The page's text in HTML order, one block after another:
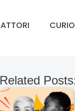
ATTORI
Related